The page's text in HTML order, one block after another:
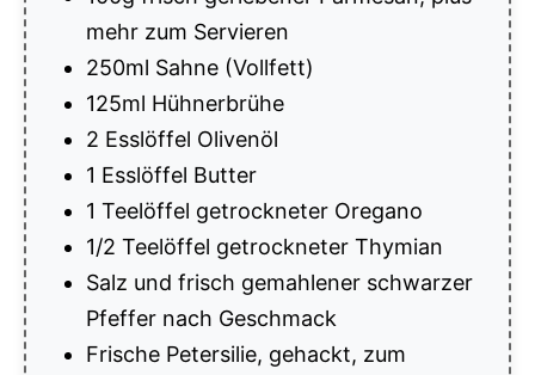
mehr zum Servieren
250ml Sahne (Vollfett)
125ml Hühnerbrühe
2 Esslöffel Olivenöl
1 Esslöffel Butter
1 Teelöffel getrockneter Oregano
1/2 Teelöffel getrockneter Thymian
Salz und frisch gemahlener schwarzer
Pfeffer nach Geschmack
Frische Petersilie, gehackt, zum